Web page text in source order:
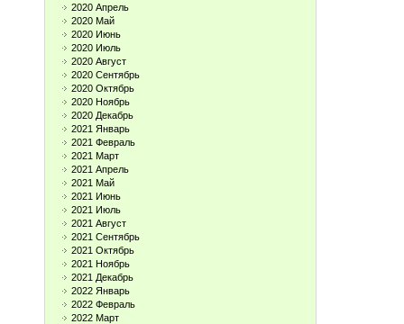
2020 Апрель
2020 Май
2020 Июнь
2020 Июль
2020 Август
2020 Сентябрь
2020 Октябрь
2020 Ноябрь
2020 Декабрь
2021 Январь
2021 Февраль
2021 Март
2021 Апрель
2021 Май
2021 Июнь
2021 Июль
2021 Август
2021 Сентябрь
2021 Октябрь
2021 Ноябрь
2021 Декабрь
2022 Январь
2022 Февраль
2022 Март